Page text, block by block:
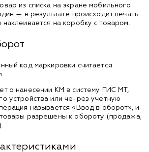
из списка на экране мобильного
— в результате происходит печать
на коробку с товаром.
код маркировки считается
о нанесении КМ в систему ГИС МТ,
устройства или че-рез учетную
называется «Ввод в оборот», и
разрешены к обороту (продажа,